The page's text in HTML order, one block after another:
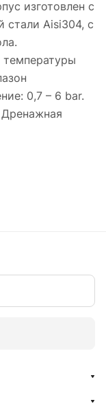
изготовлен c
Aisi304, с
температуры
0,7 – 6 bar.